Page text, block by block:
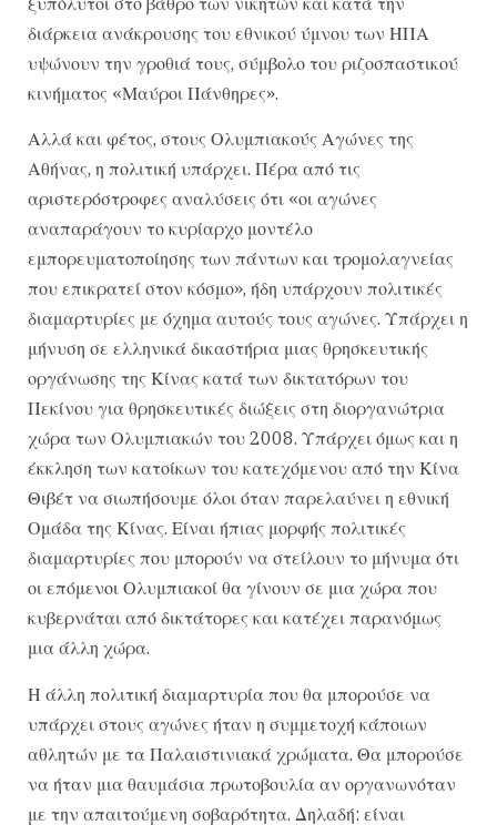
διάρκεια ανάκρουσης του εθνικού ύμνου των ΗΠΑ
υψώνουν την γροθιά τους, σύμβολο του ριζοσπαστικού
κινήματος «Μαύροι Πάνθηρες».
Αλλά και φέτος, στους Ολυμπιακούς Αγώνες της
Αθήνας, η πολιτική υπάρχει. Πέρα από τις
αριστερόστροφες αναλύσεις ότι «οι αγώνες
αναπαράγουν το κυρίαρχο μοντέλο
εμπορευματοποίησης των πάντων και τρομολαγνείας
που επικρατεί στον κόσμο», ήδη υπάρχουν πολιτικές
διαμαρτυρίες με όχημα αυτούς τους αγώνες. Υπάρχει η
μήνυση σε ελληνικά δικαστήρια μιας θρησκευτικής
οργάνωσης της Κίνας κατά των δικτατόρων του
Πεκίνου για θρησκευτικές διώξεις στη διοργανώτρια
χώρα των Ολυμπιακών του 2008. Υπάρχει όμως και η
έκκληση των κατοίκων του κατεχόμενου από την Κίνα
Θιβέτ να σιωπήσουμε όλοι όταν παρελαύνει η εθνική
Ομάδα της Κίνας. Είναι ήπιας μορφής πολιτικές
διαμαρτυρίες που μπορούν να στείλουν το μήνυμα ότι
οι επόμενοι Ολυμπιακοί θα γίνουν σε μια χώρα που
κυβερνάται από δικτάτορες και κατέχει παρανόμως
μια άλλη χώρα.
Η άλλη πολιτική διαμαρτυρία που θα μπορούσε να
υπάρχει στους αγώνες ήταν η συμμετοχή κάποιων
αθλητών με τα Παλαιστινιακά χρώματα. Θα μπορούσε
να ήταν μια θαυμάσια πρωτοβουλία αν οργανωνόταν
με την απαιτούμενη σοβαρότητα. Δηλαδή: είναι